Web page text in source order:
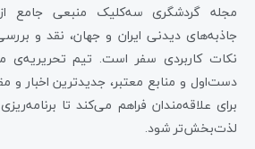
مجله گردشگری سه‌کلیک منبعی جامع
جاذبه‌های دیدنی ایران و جهان، نقد و
نکات کاربردی سفر است. تیم تحریریه‌ی
دست‌اول و منابع معتبر، جدیدترین اخبار و
برای علاقه‌مندان فراهم می‌کند تا
لذت‌بخش‌تر شود.